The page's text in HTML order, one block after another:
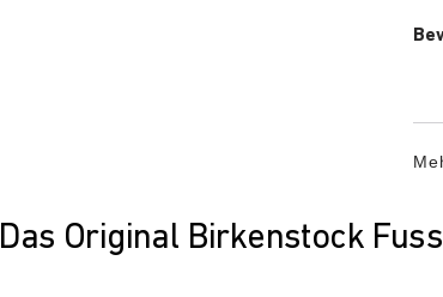
Das Original Birkenstock